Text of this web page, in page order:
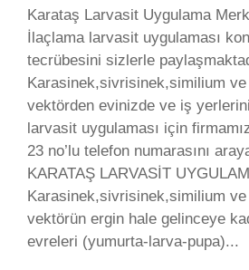
Karataş Larvasit Uygulama
İlaçlama larvasit uygulaması
tecrübesini sizlerle
Karasinek,sivrisinek,similium
vektörden evinizde ve iş
larvasit uygulaması için
23 no’lu telefon numarasını
KARATAŞ LARVASİT
Karasinek,sivrisinek,similium
vektörün ergin hale gelinceye
evreleri (yumurta-larva-pupa)...